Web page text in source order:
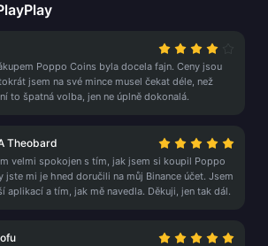
Poppo Coins byla docela fajn. Ceny jsou
jsem na své mince musel čekat déle, než
to špatná volba, jen ne úplně dokonalá.
Theobard
velmi spokojen s tím, jak jsem si koupil Poppo
jste mi je hned doručili na můj Binance účet. Jsem
aplikací a tím, jak mě navedla. Děkuji, jen tak dál.